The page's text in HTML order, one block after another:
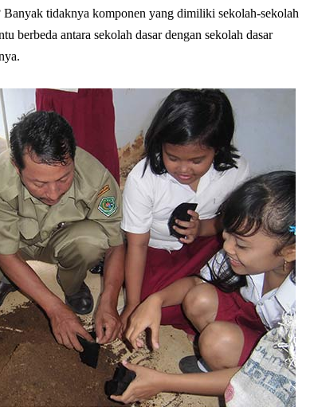
Banyak tidaknya komponen yang dimiliki sekolah-sekolah
berbeda antara sekolah dasar dengan sekolah dasar